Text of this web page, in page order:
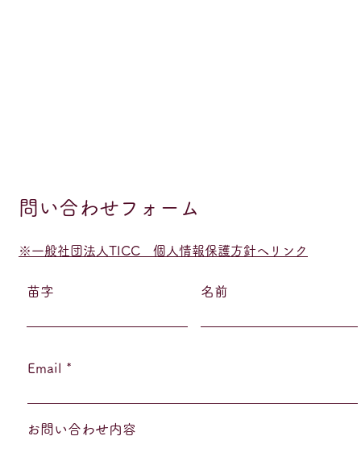
問い合わせフォーム
※一般社団法人TICC 個人情報保護方針へリンク
苗字 名前
Email
お問い合わせ内容